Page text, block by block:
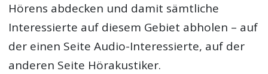
Hörens abdecken und damit sämtliche
Interessierte auf diesem Gebiet abholen – auf
der einen Seite Audio-Interessierte, auf der
anderen Seite Hörakustiker.